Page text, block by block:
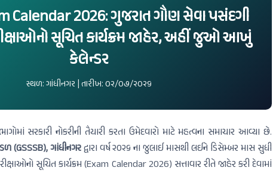
Calendar 2026: ગુજરાત ગૌણ સેવા પસંદગી
સૂચિત કાર્યક્રમ જાહેર, અહીં જુઓ આખું
કેલેન્ડર
સ્થળ: ગાંધીનગર | તારીખ: ૦૨/૦૭/૨૦૨૬
સરકારી નોકરીની તૈયારી કરતા ઉમેદવારો માટે મહત્વના સમાચાર આવ્યા છે.
(GSSSB), ગાંધીનગરદ્વારા વર્ષ ૨૦૨૬ ના જુલાઈ માસથી લઈને ડિસેમ્બર માસ સુધી
સૂચિત કાર્યક્રમ (Exam Calendar 2026) સત્તાવાર રીતે જાહેર કરી દેવામાં